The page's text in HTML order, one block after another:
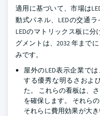
適用に基づいて、市場は
動式パネル、LEDの交通
LEDのマトリックス板に分
グメントは、2032 年まで
みです。
屋外のLED表示企業で
する優秀な明るさおよ
た。 これらの看板は、
を確保します。 それら
それらに費用効果が大